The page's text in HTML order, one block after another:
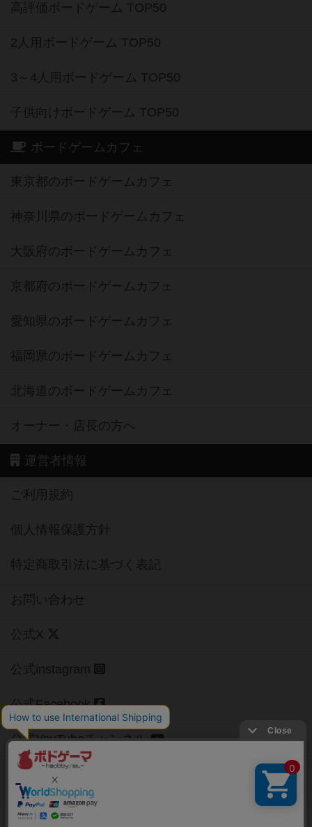
高評価ボードゲーム TOP50
2人用ボードゲーム TOP50
3～4人用ボードゲーム TOP50
子供向けボードゲーム TOP50
ボードゲームカフェ
東京都のボードゲームカフェ
神奈川県のボードゲームカフェ
大阪府のボードゲームカフェ
京都府のボードゲームカフェ
愛知県のボードゲームカフェ
福岡県のボードゲームカフェ
北海道のボードゲームカフェ
オーナー・店長の方へ
運営者情報
ご利用規約
個人情報保護方針
特定商取引法に基づく表記
お問い合わせ
公式X
公式instagram
公式Facebook
公式YouTubeチャンネル